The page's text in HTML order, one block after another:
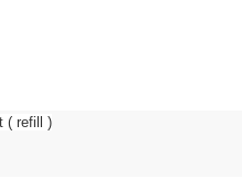
( refill )